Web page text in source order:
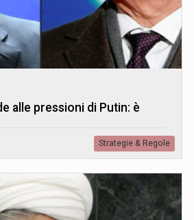
alle pressioni di Putin: è
Strategie & Regole